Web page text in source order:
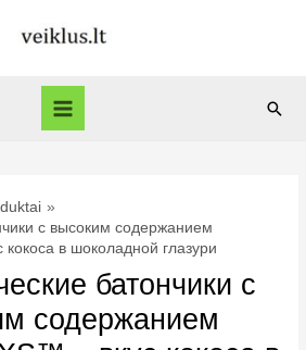
Main
с высоким содержанием
в шоколадной глазури
батончики с
содержанием